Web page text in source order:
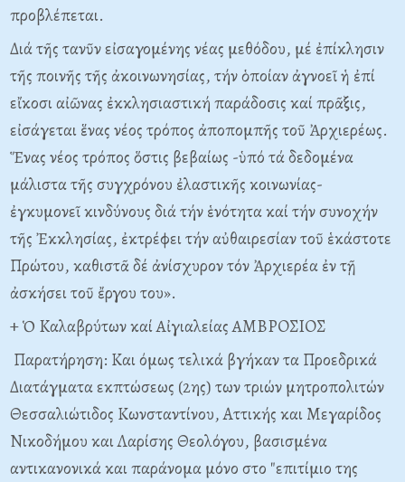
προβλέπεται.
Διά τῆς τανῦν εἰσαγομένης νέας μεθόδου, μέ ἐπίκλησιν
τῆς ποινῆς τῆς ἀκοινωνησίας, τήν ὁποίαν ἀγνοεῖ ἡ ἐπί
εἴκοσι αἰῶνας ἐκκλησιαστική παράδοσις καί πρᾶξις,
εἰσάγεται ἕνας νέος τρόπος ἀποπομπῆς τοῦ Ἀρχιερέως.
Ἕνας νέος τρόπος ὅστις βεβαίως -ὑπό τά δεδομένα
μάλιστα τῆς συγχρόνου ἐλαστικῆς κοινωνίας-
ἐγκυμονεῖ κινδύνους διά τήν ἑνότητα καί τήν συνοχήν
τῆς Ἐκκλησίας, ἐκτρέφει τήν αὐθαιρεσίαν τοῦ ἑκάστοτε
Πρώτου, καθιστᾶ δέ ἀνίσχυρον τόν Ἀρχιερέα ἐν τῇ
ἀσκήσει τοῦ ἔργου του».
+ Ὁ Kαλαβρύτων καί Aἰγιαλείας AMBPOΣIOΣ
Παρατήρηση: Και όμως τελικά βγήκαν τα Προεδρικά
Διατάγματα εκπτώσεως (2ης) των τριών μητροπολιτών
Θεσσαλιώτιδος Κωνσταντίνου, Αττικής και Μεγαρίδος
Νικοδήμου και Λαρίσης Θεολόγου, βασισμένα
αντικανονικά και παράνομα μόνο στο "επιτίμιο της